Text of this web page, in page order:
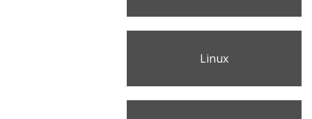
Linux